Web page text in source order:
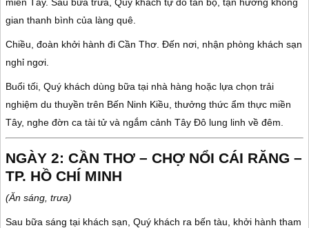
gian thanh bình của làng quê.
Chiều, đoàn khởi hành đi Cần Thơ . Đến nơi, nhận phòng khách sạn
nghỉ ngơi.
Buổi tối, Quý khách dùng bữa tại nhà hàng hoặc lựa chọn trải
nghiệm du thuyền trên Bến Ninh Kiều , thưởng thức ẩm thực miền
Tây, nghe đờn ca tài tử và ngắm cảnh Tây Đô lung linh về đêm.
NGÀY 2: CẦN THƠ – CHỢ NỔI CÁI RĂNG –
TP. HỒ CHÍ MINH
(Ăn sáng, trưa)
Sau bữa sáng tại khách sạn, Quý khách ra bến tàu, khởi hành tham